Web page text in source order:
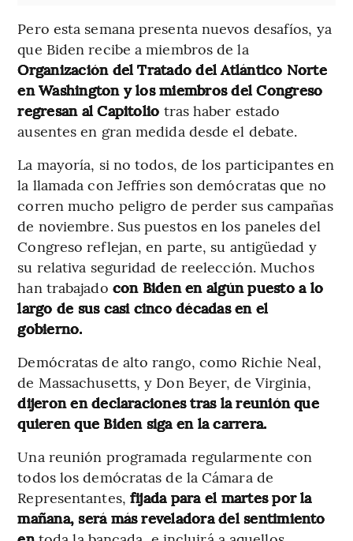
Pero esta semana presenta nuevos desafíos, ya
que Biden recibe a miembros de la
Organización del Tratado del Atlántico Norte
en Washington y los miembros del Congreso
regresan al Capitolio tras haber estado
ausentes en gran medida desde el debate.
La mayoría, si no todos, de los participantes en
la llamada con Jeffries son demócratas que no
corren mucho peligro de perder sus campañas
de noviembre. Sus puestos en los paneles del
Congreso reflejan, en parte, su antigüedad y
su relativa seguridad de reelección. Muchos
han trabajado con Biden en algún puesto a lo
largo de sus casi cinco décadas en el
gobierno.
Demócratas de alto rango, como Richie Neal,
de Massachusetts, y Don Beyer, de Virginia,
dijeron en declaraciones tras la reunión que
quieren que Biden siga en la carrera.
Una reunión programada regularmente con
todos los demócratas de la Cámara de
Representantes, fijada para el martes por la
mañana, será más reveladora del sentimiento